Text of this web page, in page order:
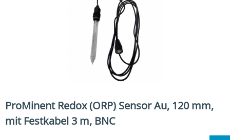
​​ProMinent Redox (ORP) Sensor Au, 120 mm,
mit Festkabel 3 m, BNC​